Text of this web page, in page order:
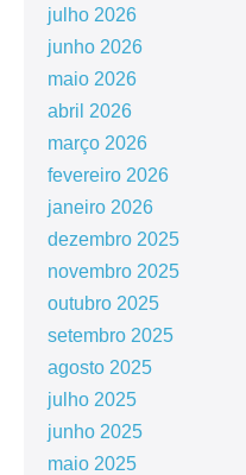
julho 2026
junho 2026
maio 2026
abril 2026
março 2026
fevereiro 2026
janeiro 2026
dezembro 2025
novembro 2025
outubro 2025
setembro 2025
agosto 2025
julho 2025
junho 2025
maio 2025